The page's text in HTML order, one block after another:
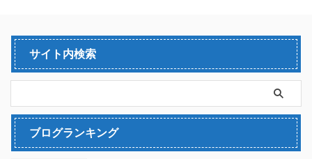
サイト内検索
ブログランキング